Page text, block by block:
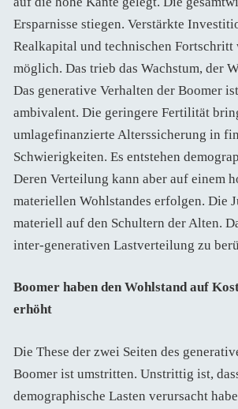
Ersparnisse stiegen. Verstärkte
Realkapital und technischen
möglich. Das trieb das Wachstum, der
Das generative Verhalten der Boomer
ambivalent. Die geringere Fertilität
umlagefinanzierte Alterssicherung in
Schwierigkeiten. Es entstehen
Deren Verteilung kann aber auf einem
materiellen Wohlstandes erfolgen. Die
materiell auf den Schultern der Alten.
inter-generativen Lastverteilung zu
Boomer haben den Wohlstand auf
erhöht
Die These der zwei Seiten des
Boomer ist umstritten. Unstrittig ist,
demographische Lasten verursacht